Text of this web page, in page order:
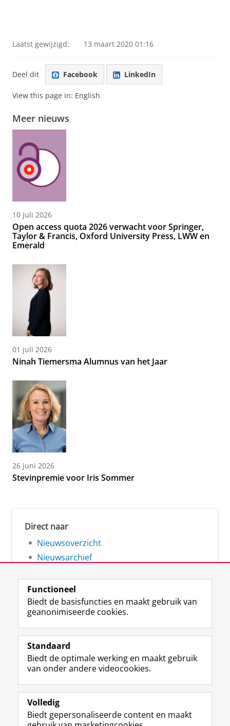
Laatst gewijzigd: 13 maart 2020 01:16
Deel dit Facebook LinkedIn
View this page in: English
Meer nieuws
10 juli 2026
Open access quota 2026 verwacht voor Springer,
Taylor & Francis, Oxford University Press, LWW en
Emerald
01 juli 2026
Ninah Tiemersma Alumnus van het Jaar
26 juni 2026
Stevinpremie voor Iris Sommer
Direct naar
Nieuwsoverzicht
Nieuwsarchief
Volg de RUG
F
a
e
b
o
p
a
L
i
k
e
I
-
p
R
S
-
f
e
R
I
n
t
r
m
Y
o
T
e
k
Studiekiezers
Alumni
Over ons
Functioneel
Biedt de basisfuncties en maakt gebruik van
geanonimiseerde cookies.
Standaard
Biedt de optimale werking en maakt gebruik
van onder andere videocookies.
Volledig
Biedt gepersonaliseerde content en maakt